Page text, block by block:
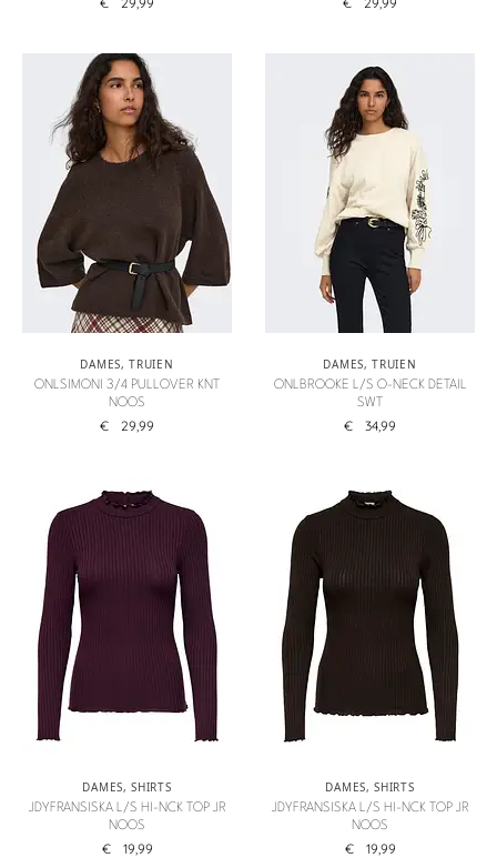
DAMES,TRUIEN
ONLSIMONI 3/4 PULLOVER KNT
NOOS
€ 29,99
DAMES,TRUIEN
ONLBROOKE L/S O-NECK DETAIL
SWT
€ 34,99
DAMES,SHIRTS
JDYFRANSISKA L/S HI-NCK TOP JR
NOOS
€ 19,99
DAMES,SHIRTS
JDYFRANSISKA L/S HI-NCK TOP JR
NOOS
€ 19,99